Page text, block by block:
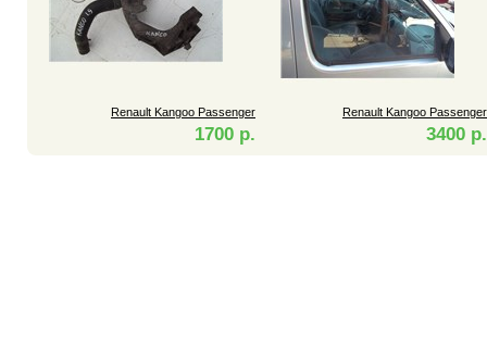
Renault Kangoo Passenger
1700 р.
Renault Kangoo Passenger
3400 р.